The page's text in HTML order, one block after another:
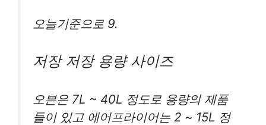
오늘기준으로 9.
저장 저장 용량 사이즈
오븐은 7L ~ 40L 정도로 용량의 제품
들이 있고 에어프라이어는 2 ~ 15L 정